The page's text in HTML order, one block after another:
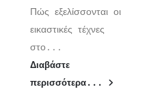
Πώς εξελίσσονται οι
εικαστικές τέχνες
στο...
Διαβάστε
περισσότερα...